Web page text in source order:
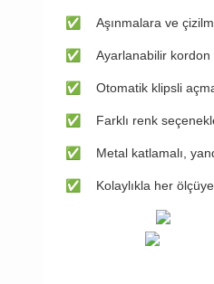
✅ ​​Aşınmalara ve
✅ ​​Ayarlanabilir kordon
✅ ​​Otomatik klipsli
✅ ​​Farklı renk
✅ ​​Metal katlamalı,
✅ ​​Kolaylıkla her